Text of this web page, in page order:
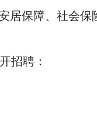
居保障、社会
招聘：